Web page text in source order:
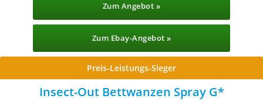
Zum Angebot »
Zum Ebay-Angebot »
Preis-Leistungs-Sieger
Insect-Out Bettwanzen Spray G